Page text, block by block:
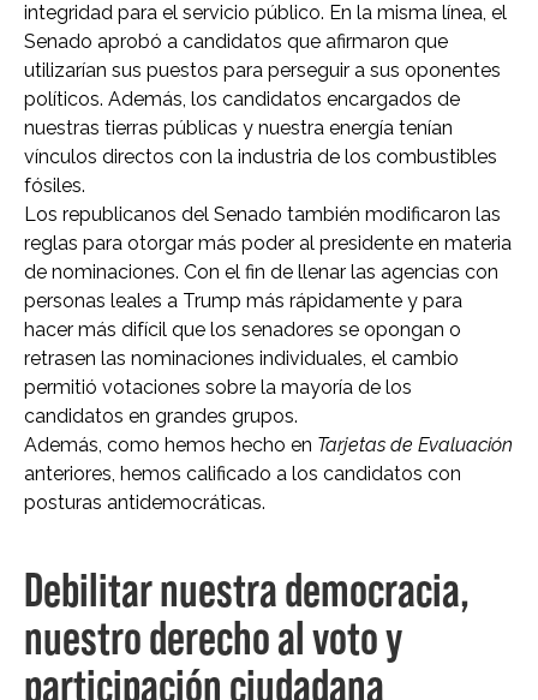
integridad para el servicio público. En la misma línea, el
Senado aprobó a candidatos que afirmaron que
utilizarían sus puestos para perseguir a sus oponentes
políticos. Además, los candidatos encargados de
nuestras tierras públicas y nuestra energía tenían
vínculos directos con la industria de los combustibles
fósiles.
Los republicanos del Senado también modificaron las
reglas para otorgar más poder al presidente en materia
de nominaciones. Con el fin de llenar las agencias con
personas leales a Trump más rápidamente y para
hacer más difícil que los senadores se opongan o
retrasen las nominaciones individuales, el cambio
permitió votaciones sobre la mayoría de los
candidatos en grandes grupos.
Además, como hemos hecho en Tarjetas de Evaluación
anteriores, hemos calificado a los candidatos con
posturas antidemocráticas.
Debilitar nuestra democracia,
nuestro derecho al voto y
participación ciudadana